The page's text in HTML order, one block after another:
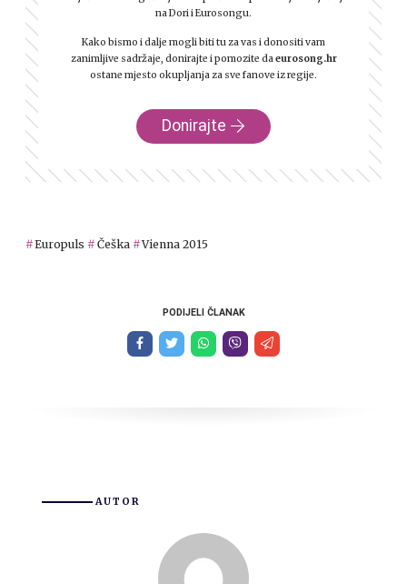
na Dori i Eurosongu.
Kako bismo i dalje mogli biti tu za vas i donositi vam
zanimljive sadržaje, donirajte i pomozite da eurosong.hr
ostane mjesto okupljanja za sve fanove iz regije.
Donirajte
Europuls Češka Vienna 2015
PODIJELI ČLANAK
AUTOR